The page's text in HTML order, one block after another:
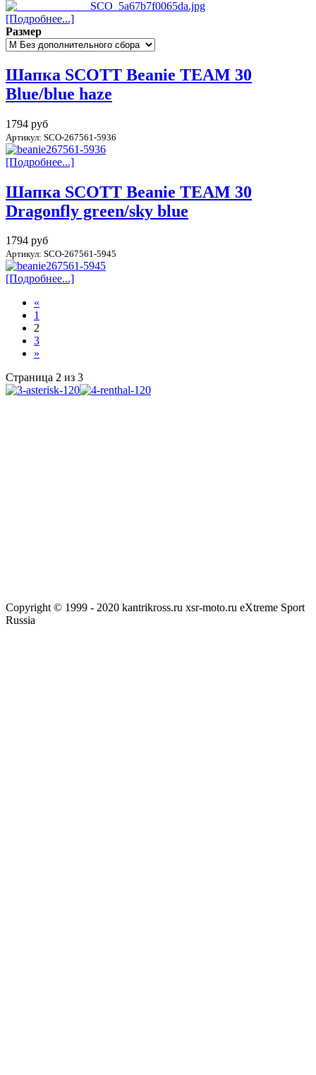
[Подробнее...]
Размер
Шапка SCOTT Beanie TEAM 30
Blue/blue haze
1794 руб
Артикул: SCO-267561-5936
[Подробнее...]
Шапка SCOTT Beanie TEAM 30
Dragonfly green/sky blue
1794 руб
Артикул: SCO-267561-5945
[Подробнее...]
«
1
2
3
»
Страница 2 из 3
Copyright © 1999 - 2020 kantrikross.ru xsr-moto.ru eXtreme Sport
Russia